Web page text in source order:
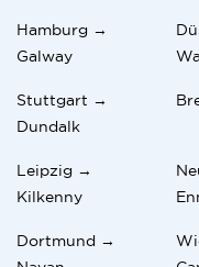
Hamburg →
Galway
Stuttgart →
Dundalk
Leipzig →
Kilkenny
Dortmund →